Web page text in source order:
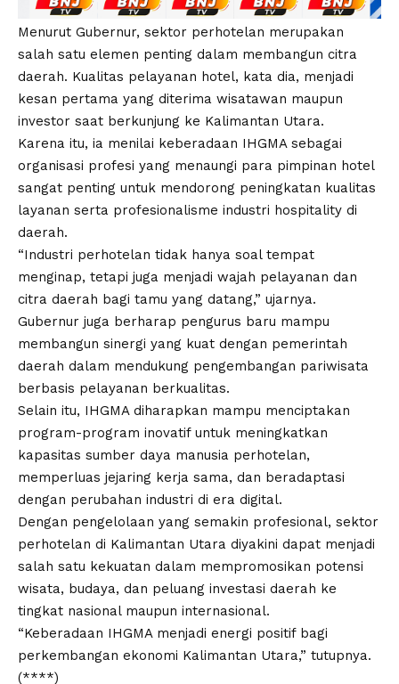
Menurut Gubernur, sektor perhotelan merupakan
salah satu elemen penting dalam membangun citra
daerah. Kualitas pelayanan hotel, kata dia, menjadi
kesan pertama yang diterima wisatawan maupun
investor saat berkunjung ke Kalimantan Utara.
Karena itu, ia menilai keberadaan IHGMA sebagai
organisasi profesi yang menaungi para pimpinan hotel
sangat penting untuk mendorong peningkatan kualitas
layanan serta profesionalisme industri hospitality di
daerah.
“Industri perhotelan tidak hanya soal tempat
menginap, tetapi juga menjadi wajah pelayanan dan
citra daerah bagi tamu yang datang,” ujarnya.
Gubernur juga berharap pengurus baru mampu
membangun sinergi yang kuat dengan pemerintah
daerah dalam mendukung pengembangan pariwisata
berbasis pelayanan berkualitas.
Selain itu, IHGMA diharapkan mampu menciptakan
program-program inovatif untuk meningkatkan
kapasitas sumber daya manusia perhotelan,
memperluas jejaring kerja sama, dan beradaptasi
dengan perubahan industri di era digital.
Dengan pengelolaan yang semakin profesional, sektor
perhotelan di Kalimantan Utara diyakini dapat menjadi
salah satu kekuatan dalam mempromosikan potensi
wisata, budaya, dan peluang investasi daerah ke
tingkat nasional maupun internasional.
“Keberadaan IHGMA menjadi energi positif bagi
perkembangan ekonomi Kalimantan Utara,” tutupnya.
(****)